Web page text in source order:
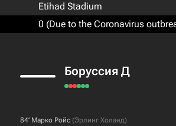
Etihad Stadium
0 (Due to the Coronavirus
Боруссия Д
84‎’‎ Марко Ройс (Эрлинг Холанд)